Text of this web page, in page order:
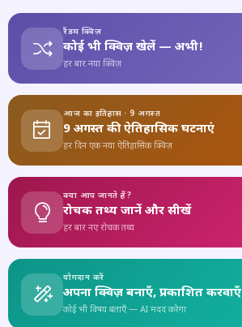
रैंडम क्विज़
कोई भी क्विज़ खेलें — अभी!
हर बार नया क्विज़
आज का इतिहास · 9 अगस्त
9 अगस्त की ऐतिहासिक घटनाएं
हर दिन एक नया ऐतिहासिक क्विज़
क्या आप जानते हैं?
रोचक तथ्य जानें और सीखें
हर बार नए रोचक तथ्य
योगदान करें
अपना क्विज़ बनाएँ, प्रकाशित करवाएँ
कोई भी विषय बताएँ — AI मदद करेगा